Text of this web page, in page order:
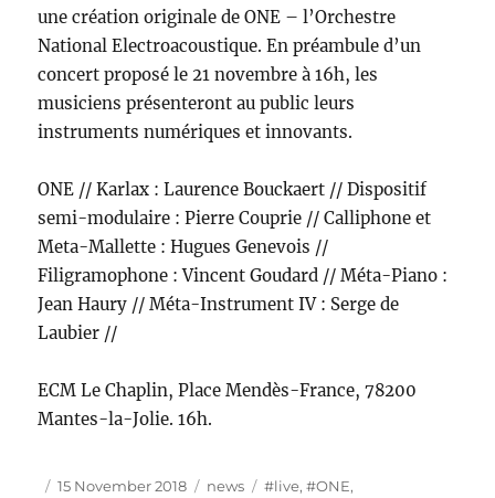
une création originale de ONE – l’Orchestre
National Electroacoustique. En préambule d’un
concert proposé le 21 novembre à 16h, les
musiciens présenteront au public leurs
instruments numériques et innovants.
ONE // Karlax : Laurence Bouckaert // Dispositif
semi-modulaire : Pierre Couprie // Calliphone et
Meta-Mallette : Hugues Genevois //
Filigramophone : Vincent Goudard // Méta-Piano :
Jean Haury // Méta-Instrument IV : Serge de
Laubier //
ECM Le Chaplin, Place Mendès-France, 78200
Mantes-la-Jolie. 16h.
Author
Posted
15 November 2018 Categories
news Tags
#live,#ONE,